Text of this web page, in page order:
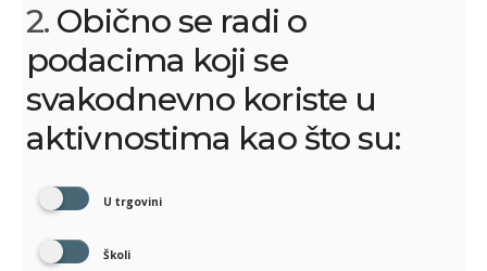
2. Obično se radi o
podacima koji se
svakodnevno koriste u
aktivnostima kao što su:
U trgovini
Školi